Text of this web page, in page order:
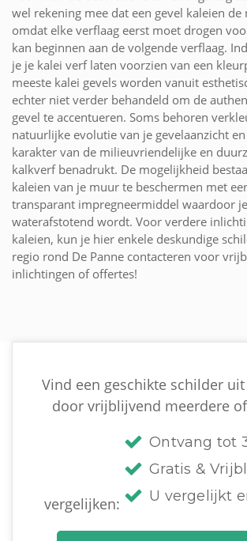
wel rekening mee dat een gevel kaleien
omdat elke verflaag eerst moet drogen
kan beginnen aan de volgende verflaag.
je je kalei verf laten voorzien van een
meeste kalei gevels worden vanuit
echter niet verder behandeld om de
gevel te accentueren. Soms behoren
natuurlijke evolutie van je gevelaanzicht
karakter van de milieuvriendelijke en
kalkverf benadrukt. De mogelijkheid
kaleien van je muur te beschermen met
transparant impregneermiddel waardoor
waterafstotend wordt. Voor verdere
kaleien, kun je hier enkele deskundige
regio rond De Panne contacteren voor
inlichtingen of offertes!
Vind een geschikte schilder uit
door vrijblijvend meerdere
vergelijken:
Ontvang tot
Gratis &
U vergelijkt